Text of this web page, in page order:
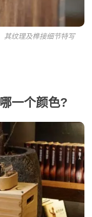
其纹理及榫接细节特写
一个颜色?